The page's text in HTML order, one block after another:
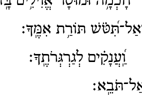
תּוֹרַ֥ת אִמֶּֽךָ׃
לְגַרְגְּרֹתֶֽךָ׃